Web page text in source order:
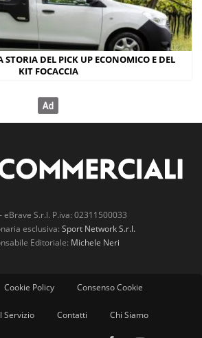
STORIA DEL PICK UP ECONOMICO E DEL
KIT FOCACCIA
S.r.l. P.iva: 02311500033
esclusiva: Sport Network S.r.l.
Editoriale: Michele Neri
Cookie Policy Consenso Cookie
Servizio Contatti Chi Siamo